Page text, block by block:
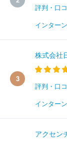
評判・口
インター
3
株式会社
評判・口
インター
アクセン